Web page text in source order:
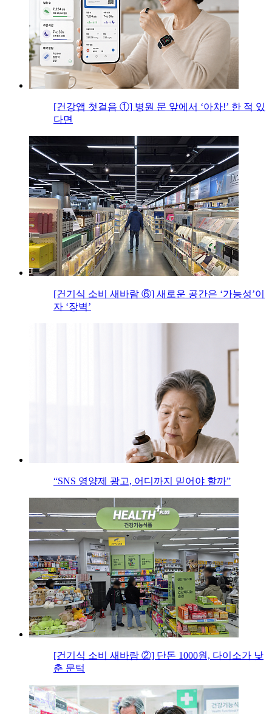
[건강앱 첫걸음 ①] 병원 문 앞에서 ‘아차!’ 한 적 있
다면
[건기식 소비 새바람 ⑥] 새로운 공간은 ‘가능성’이
자 ‘장벽’
“SNS 영양제 광고, 어디까지 믿어야 할까”
[건기식 소비 새바람 ②] 단돈 1000원, 다이소가 낮
춘 문턱